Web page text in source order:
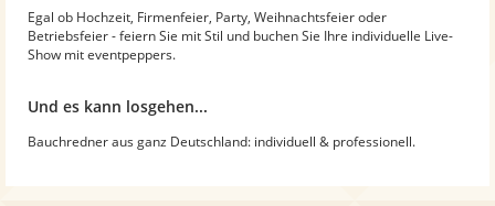
Egal ob Hochzeit, Firmenfeier, Party, Weihnachtsfeier oder
Betriebsfeier - feiern Sie mit Stil und buchen Sie Ihre individuelle Live-
Show mit eventpeppers.
Und es kann losgehen...
Bauchredner aus ganz Deutschland: individuell & professionell.